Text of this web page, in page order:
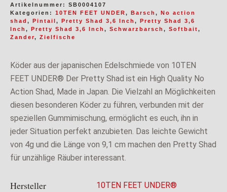
Artikelnummer: SB0004107
Kategorien: 10TEN FEET UNDER, Barsch , No action
shad , Pintail, Pretty Shad 3,6 Inch , Pretty Shad 3,6
Inch , Pretty Shad 3,6 Inch , Schwarzbarsch , Softbait,
Zander, Zielfische
Köder aus der japanischen Edelschmiede von 10TEN
FEET UNDER® Der Pretty Shad ist ein High Quality No
Action Shad, Made in Japan. Die Vielzahl an Möglichkeiten
diesen besonderen Köder zu führen, verbunden mit der
speziellen Gummimischung, ermöglicht es euch, ihn in
jeder Situation perfekt anzubieten. Das leichte Gewicht
von 4g und die Länge von 9,1 cm machen den Pretty Shad
für unzählige Räuber interessant.
Hersteller 10TEN FEET UNDER®